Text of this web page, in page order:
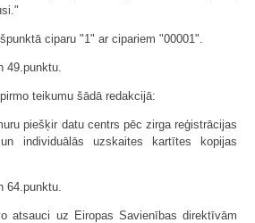
ciparu "1" ar cipariem "00001".
49.punktu.
teikumu šādā redakcijā:
piešķir datu centrs pēc zirga reģistrācijas
individuālās uzskaites kartītes kopijas
64.punktu.
atsauci uz Eiropas Savienības direktīvām